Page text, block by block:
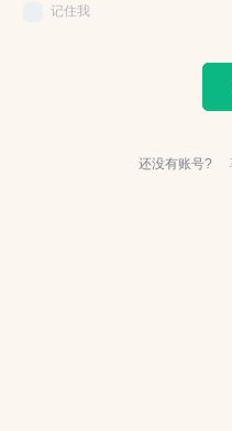
记住我
还没有账号?